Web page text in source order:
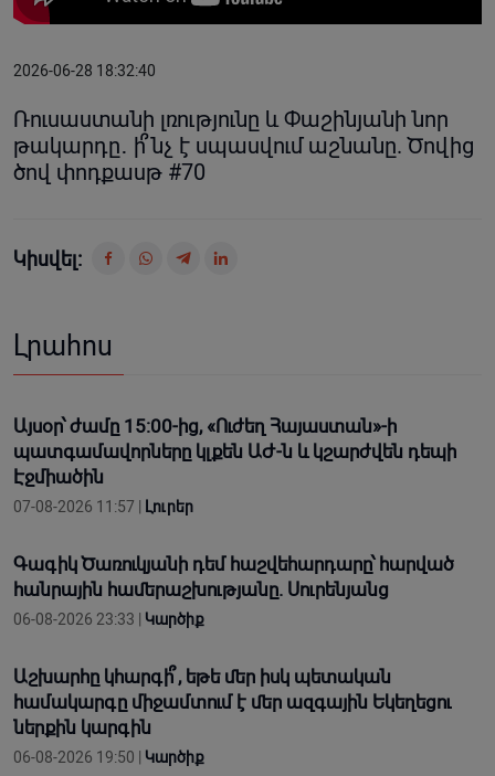
2026-06-28 18:32:40
Ռուսաստանի լռությունը և Փաշինյանի նոր
թակարդը․ ի՞նչ է սպասվում աշնանը. Ծովից
ծով փոդքասթ #70
Կիսվել:
Լրահոս
Այսօր՝ ժամը 15:00-ից, «Ուժեղ Հայաստան»-ի
պատգամավորները կլքեն ԱԺ-ն և կշարժվեն դեպի
Էջմիածին
07-08-2026 11:57 | Լուրեր
Գագիկ Ծառուկյանի դեմ հաշվեհարդարը՝ հարված
հանրային համերաշխությանը. Սուրենյանց
06-08-2026 23:33 | Կարծիք
Աշխարհը կհարգի՞, եթե մեր իսկ պետական
համակարգը միջամտում է մեր ազգային Եկեղեցու
ներքին կարգին
06-08-2026 19:50 | Կարծիք